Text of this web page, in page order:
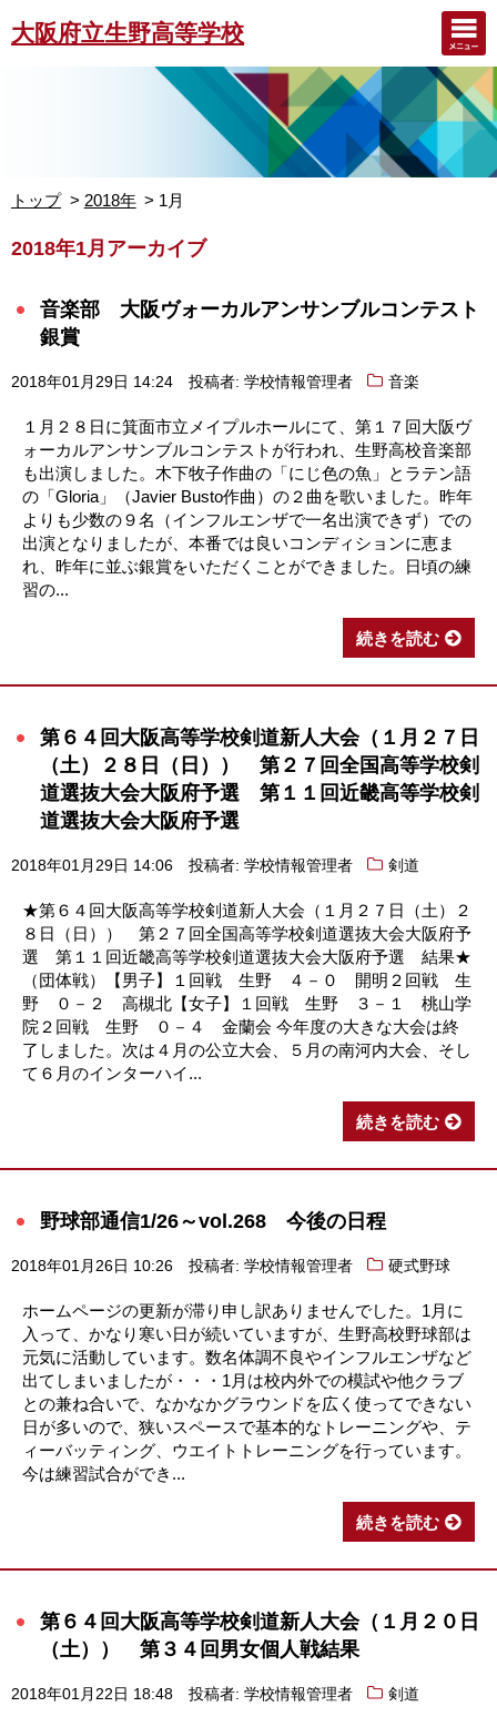
大阪府立生野高等学校
トップ 2018年 1月
2018年1月アーカイブ
音楽部 大阪ヴォーカルアンサンブルコンテスト
銀賞
2018年01月29日 14:24 投稿者: 学校情報管理者 音楽
１月２８日に箕面市立メイプルホールにて、第１７回大阪ヴ
ォーカルアンサンブルコンテストが行われ、生野高校音楽部
も出演しました。木下牧子作曲の「にじ色の魚」とラテン語
の「Gloria」（Javier Busto作曲）の２曲を歌いました。昨年
よりも少数の９名（インフルエンザで一名出演できず）での
出演となりましたが、本番では良いコンディションに恵ま
れ、昨年に並ぶ銀賞をいただくことができました。日頃の練
習の...
続きを読む
第６４回大阪高等学校剣道新人大会（１月２７日
（土）２８日（日）） 第２７回全国高等学校剣
道選抜大会大阪府予選 第１１回近畿高等学校剣
道選抜大会大阪府予選
2018年01月29日 14:06 投稿者: 学校情報管理者 剣道
★第６４回大阪高等学校剣道新人大会（１月２７日（土）２
８日（日）） 第２７回全国高等学校剣道選抜大会大阪府予
選 第１１回近畿高等学校剣道選抜大会大阪府予選 結果★
（団体戦）【男子】１回戦 生野 ４－０ 開明２回戦 生
野 ０－２ 高槻北【女子】１回戦 生野 ３－１ 桃山学
院２回戦 生野 ０－４ 金蘭会 今年度の大きな大会は終
了しました。次は４月の公立大会、５月の南河内大会、そし
て６月のインターハイ...
続きを読む
野球部通信1/26～vol.268 今後の日程
2018年01月26日 10:26 投稿者: 学校情報管理者 硬式野球
ホームページの更新が滞り申し訳ありませんでした。1月に
入って、かなり寒い日が続いていますが、生野高校野球部は
元気に活動しています。数名体調不良やインフルエンザなど
出てしまいましたが・・・1月は校内外での模試や他クラブ
との兼ね合いで、なかなかグラウンドを広く使ってできない
日が多いので、狭いスペースで基本的なトレーニングや、テ
ィーバッティング、ウエイトトレーニングを行っています。
今は練習試合ができ...
続きを読む
第６４回大阪高等学校剣道新人大会（１月２０日
（土）） 第３４回男女個人戦結果
2018年01月22日 18:48 投稿者: 学校情報管理者 剣道